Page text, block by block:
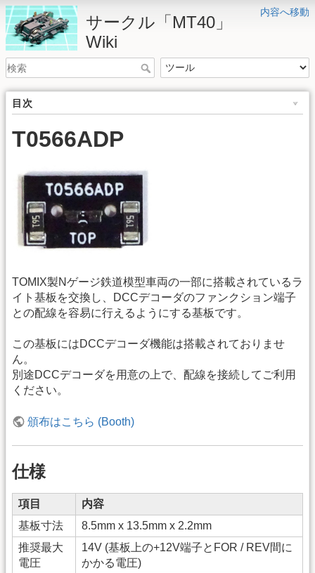
内容へ移動
サークル「MT40」
Wiki
目次
T0566ADP
TOMIX製Nゲージ鉄道模型車両の一部に搭載されているラ
イト基板を交換し、DCCデコーダのファンクション端子
との配線を容易に行えるようにする基板です。
この基板にはDCCデコーダ機能は搭載されておりませ
ん。
別途DCCデコーダを用意の上で、配線を接続してご利用
ください。
頒布はこちら (Booth)
仕様
項目
内容
基板寸法
8.5mm x 13.5mm x 2.2mm
推奨最大
電圧
14V (基板上の+12V端子とFOR / REV間に
かかる電圧)